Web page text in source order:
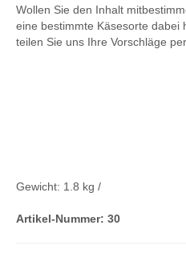
Wollen Sie den Inhalt
eine bestimmte Käsesorte dabei
teilen Sie uns Ihre Vorschläge
Gewicht: 1.8 kg /
Artikel-Nummer: 30